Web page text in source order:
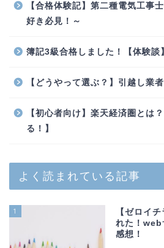
【合格体験記】第二種電気工事
好き必見！～
簿記3級合格しました！【体験談
【どうやって選ぶ？】引越し業
【初心者向け】楽天経済圏とは
る！】
よく読まれている記事
1
【ゼロイ
れた！web
感想！